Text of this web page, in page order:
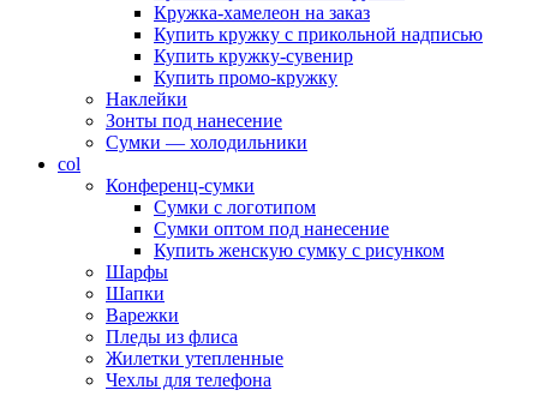
Кружка-хамелеон на заказ
Купить кружку с прикольной надписью
Купить кружку-сувенир
Купить промо-кружку
Наклейки
Зонты под нанесение
Сумки — холодильники
col
Конференц-сумки
Сумки с логотипом
Сумки оптом под нанесение
Купить женскую сумку с рисунком
Шарфы
Шапки
Варежки
Пледы из флиса
Жилетки утепленные
Чехлы для телефона